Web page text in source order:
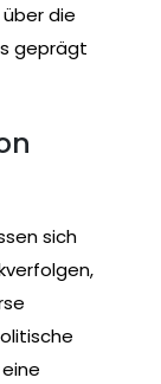
die
geprägt
sich